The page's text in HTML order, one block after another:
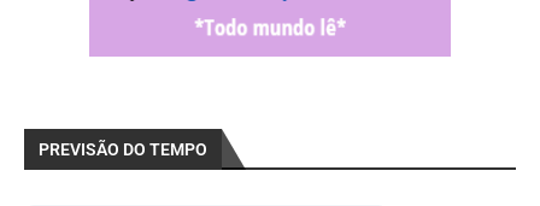
PREVISÃO DO TEMPO